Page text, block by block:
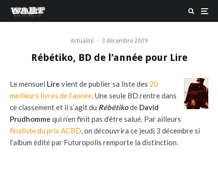
Actualité · 3 décembre 2009
Rébétiko, BD de l’année pour Lire
Le mensuel Lire vient de publier sa liste des 20
meilleurs livres de l’année. Une seule BD rentre dans
ce classement et il s’agit du Rébétikode David
Prudhomme qui n’en finit pas d’être salué. Par ailleurs
finaliste du prix ACBD, on découvrira ce jeudi 3 décembre si
l’album édité par Futuropolis remporte la distinction.